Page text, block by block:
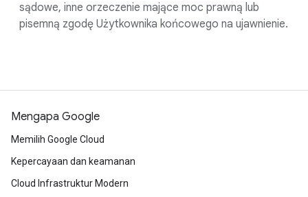
sądowe, inne orzeczenie mające moc prawną lub
pisemną zgodę Użytkownika końcowego na ujawnienie.
Mengapa Google
Memilih Google Cloud
Kepercayaan dan keamanan
Cloud Infrastruktur Modern